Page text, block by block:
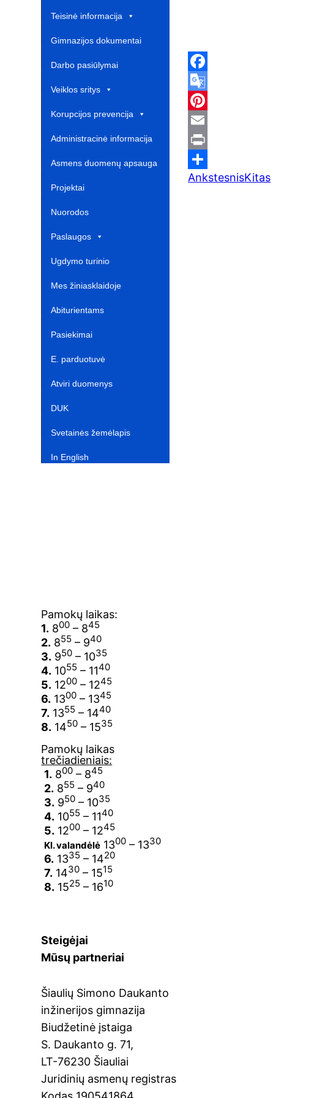
Teisinė informacija
Gimnazijos dokumentai
Darbo pasiūlymai
Veiklos sritys
Korupcijos prevencija
Administracinė informacija
Asmens duomenų apsauga
Projektai‎
Nuorodos ‎ ‎ ‎ ‎ ‎ ‎ ‎ ‎ ‎ ‎ ‎‎
Paslaugos
Ugdymo turinio
atnaujinimas‎
Mes žiniasklaidoje‎
Abiturientams‎‎
Pasiekimai
E. parduotuvė ‎ ‎ ‎ ‎ ‎ ‎ ‎ ‎ ‎ ‎ ‎ ‎ ‎
Atviri duomenys
DUK
Svetainės žemėlapis
In English‎
Pamokų laikas:
1. 800 – 845
2. 855 – 940
3. 950 – 1035
4. 1055 – 1140
5. 1200 – 1245
6. 1300 – 1345
7. 1355 – 1440
8. 1450 – 1535
Pamokų laikas
trečiadieniais:
1. 800 – 845
2. 855 – 940
3. 950 – 1035
4. 1055 – 1140
5. 1200 – 1245
Kl. valandėlė 1300 – 1330
6. 1335 – 1420
7. 1430 – 1515
8. 1525 – 1610
Steigėjai
Mūsų partneriai
F
a
c
e
b
o
G
o
o
g
l
P
n
t
E
m
a
P
r
S
AnkstesnisKitas
Šiaulių Simono Daukanto
inžinerijos gimnazija
Biudžetinė įstaiga
S. Daukanto g. 71,
LT-76230 Šiauliai
Juridinių asmenų registras